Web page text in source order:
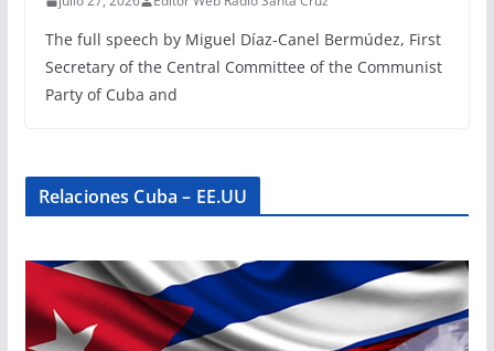
The full speech by Miguel Díaz-Canel Bermúdez, First
Secretary of the Central Committee of the Communist
Party of Cuba and
Relaciones Cuba – EE.UU